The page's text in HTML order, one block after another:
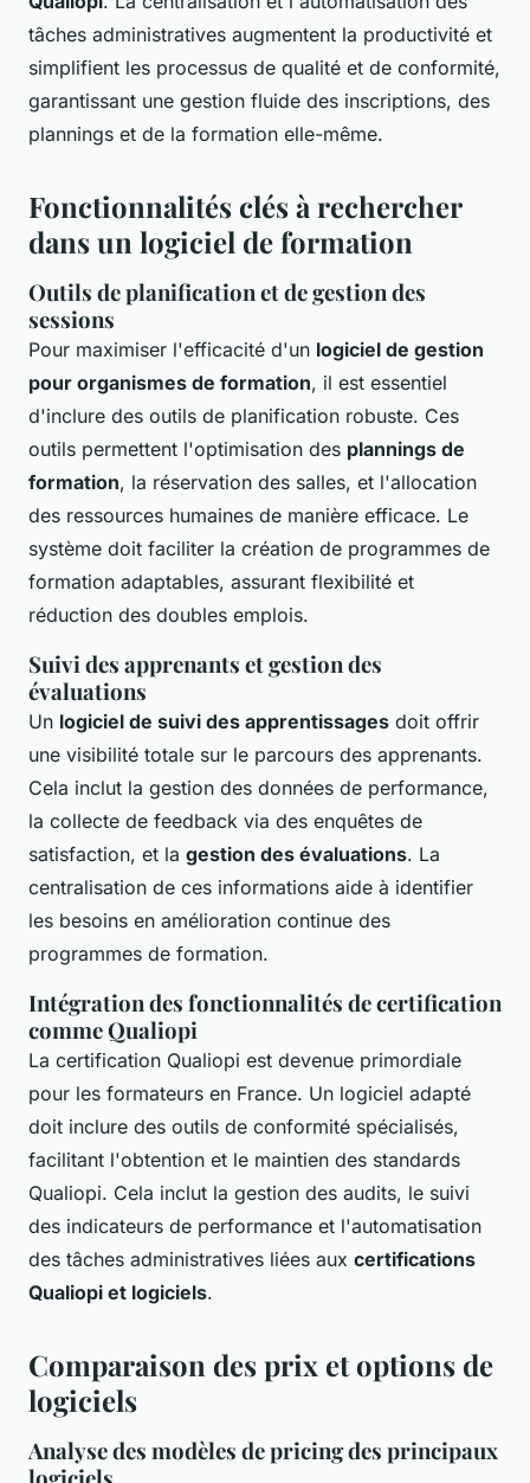
tâches administratives augmentent la productivité et
simplifient les processus de qualité et de conformité,
garantissant une gestion fluide des inscriptions, des
plannings et de la formation elle-même.
Fonctionnalités clés à rechercher
dans un logiciel de formation
Outils de planification et de gestion des
sessions
Pour maximiser l'efficacité d'un logiciel de gestion
pour organismes de formation, il est essentiel
d'inclure des outils de planification robuste. Ces
outils permettent l'optimisation des plannings de
formation, la réservation des salles, et l'allocation
des ressources humaines de manière efficace. Le
système doit faciliter la création de programmes de
formation adaptables, assurant flexibilité et
réduction des doubles emplois.
Suivi des apprenants et gestion des
évaluations
Un logiciel de suivi des apprentissages doit offrir
une visibilité totale sur le parcours des apprenants.
Cela inclut la gestion des données de performance,
la collecte de feedback via des enquêtes de
satisfaction, et la gestion des évaluations. La
centralisation de ces informations aide à identifier
les besoins en amélioration continue des
programmes de formation.
Intégration des fonctionnalités de certification
comme Qualiopi
La certification Qualiopi est devenue primordiale
pour les formateurs en France. Un logiciel adapté
doit inclure des outils de conformité spécialisés,
facilitant l'obtention et le maintien des standards
Qualiopi. Cela inclut la gestion des audits, le suivi
des indicateurs de performance et l'automatisation
des tâches administratives liées aux certifications
Qualiopi et logiciels.
Comparaison des prix et options de
logiciels
Analyse des modèles de pricing des principaux